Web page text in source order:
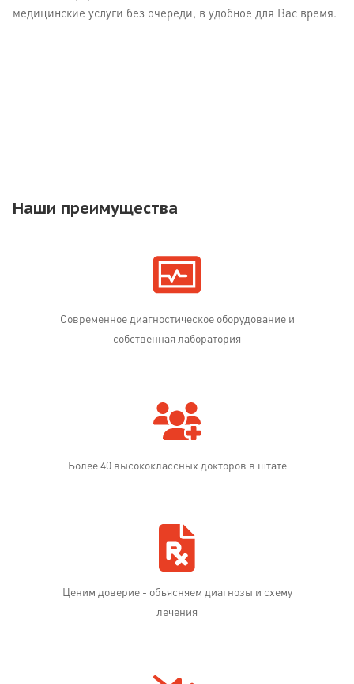
медицинские услуги без очереди, в удобное для Вас время.
Наши преимущества
Современное диагностическое оборудование и
собственная лаборатория
Более 40 высококлассных докторов в штате
Ценим доверие - объясняем диагнозы и схему
лечения